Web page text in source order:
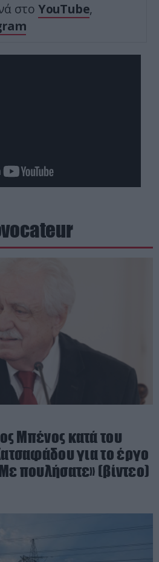
στο YouTube,
Μπένος κατά του
για το έργο
πουλήσατε» (βίντεο)